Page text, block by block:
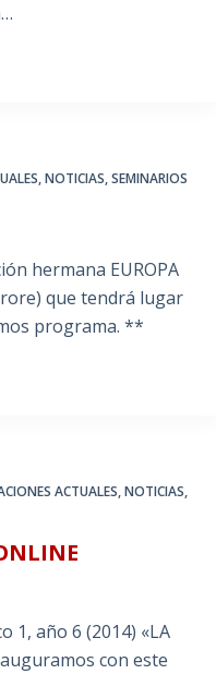
,NOTICIAS,SEMINARIOS
hermana EUROPA
que tendrá lugar
programa. **
ACTUALES,NOTICIAS,
1, año 6 (2014) «LA
con este